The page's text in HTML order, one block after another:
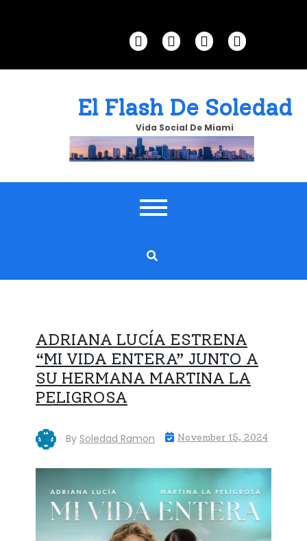
El Flash De Soledad
Vida Social De Miami
ADRIANA LUCÍA ESTRENA
“MI VIDA ENTERA” JUNTO A
SU HERMANA MARTINA LA
PELIGROSA
By Soledad Ramon November 15, 2024